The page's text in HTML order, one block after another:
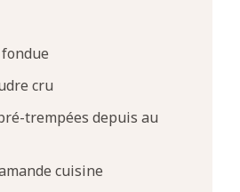
fondue
cru
trempées depuis au
cuisine